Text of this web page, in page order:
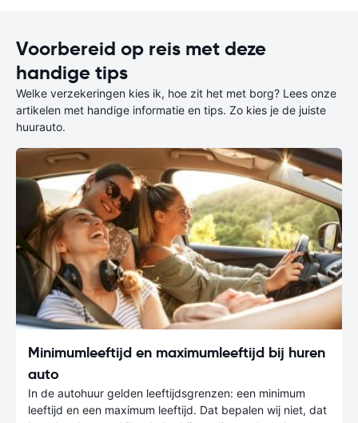
Voorbereid op reis met deze
handige tips
Welke verzekeringen kies ik, hoe zit het met borg? Lees onze
artikelen met handige informatie en tips. Zo kies je de juiste
huurauto.
Minimumleeftijd en maximumleeftijd bij huren
auto
In de autohuur gelden leeftijdsgrenzen: een minimum
leeftijd en een maximum leeftijd. Dat bepalen wij niet, dat